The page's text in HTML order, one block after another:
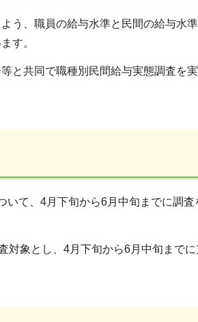
う、職員の給与水準と民間の給与水
す。
と共同で職種別民間給与実態調査を
て、4月下旬から6月中旬までに調査
象とし、4月下旬から6月中旬までに